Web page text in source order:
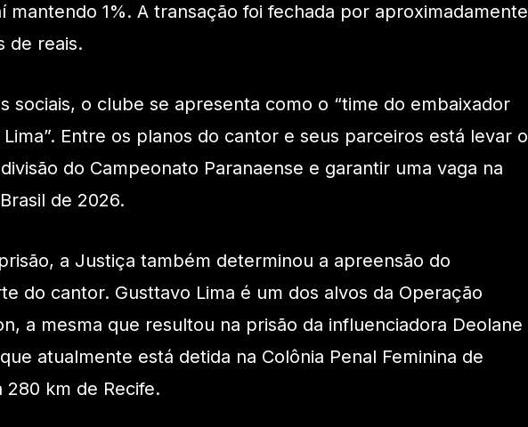
mantendo 1%. A transação foi fechada por aproximadamente
de reais.
sociais, o clube se apresenta como o “time do embaixador
Entre os planos do cantor e seus parceiros está levar o
do Campeonato Paranaense e garantir uma vaga na
de 2026.
a Justiça também determinou a apreensão do
do cantor. Gusttavo Lima é um dos alvos da Operação
a mesma que resultou na prisão da influenciadora Deolane
atualmente está detida na Colônia Penal Feminina de
280 km de Recife.